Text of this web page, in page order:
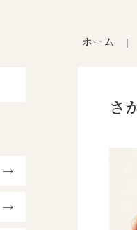
ホーム |
さ